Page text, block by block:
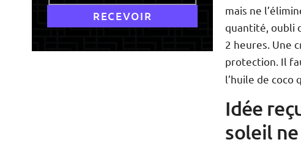
mais ne
quantité, oubli
2 heures. Une
protection. Il
l’huile de coco
Idée
soleil